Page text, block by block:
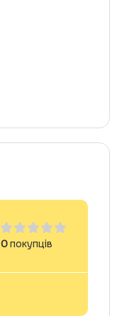
0покупців